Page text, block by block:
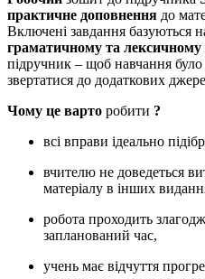
практичне доповнення до
Включені завдання базуються
граматичному та лексичному
підручник – щоб навчання було
звертатися до додаткових
Чому це варто робити ?
всі вправи ідеально
вчителю не доведеться
матеріалу в інших
робота проходить
запланований час,
учень має відчуття